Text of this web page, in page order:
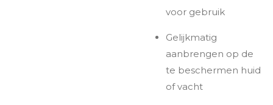
voor gebruik
Gelijkmatig
aanbrengen op de
te beschermen huid
of vacht